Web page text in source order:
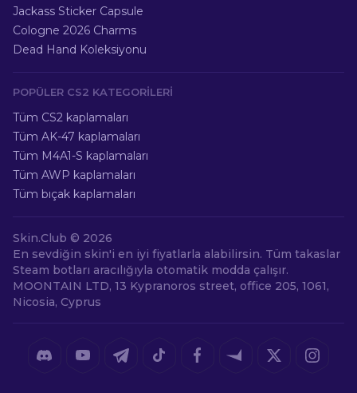
Jackass Sticker Capsule
Cologne 2026 Charms
Dead Hand Koleksiyonu
POPÜLER CS2 KATEGORILERI
Tüm CS2 kaplamaları
Tüm AK-47 kaplamaları
Tüm M4A1-S kaplamaları
Tüm AWP kaplamaları
Tüm bıçak kaplamaları
Skin.Club © 2026
En sevdiğin skin'i en iyi fiyatlarla alabilirsin. Tüm takaslar
Steam botları aracılığıyla otomatik modda çalışır.
MOONTAIN LTD, 13 Kypranoros street, office 205, 1061,
Nicosia, Cyprus